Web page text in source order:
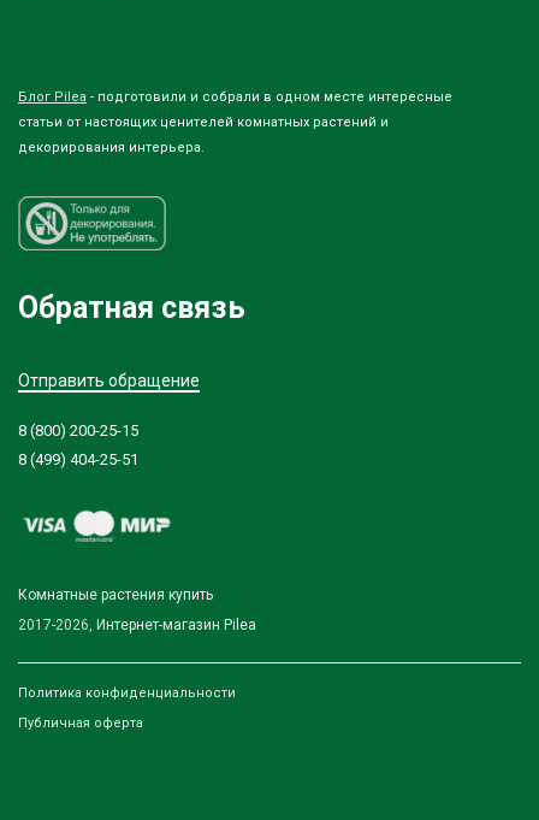
Блог Pilea - подготовили и собрали в одном месте интересные
статьи от настоящих ценителей комнатных растений и
декорирования интерьера.
Обратная связь
Отправить обращение
8 (800) 200-25-15
8 (499) 404-25-51
Комнатные растения купить
2017-2026, Интернет-магазин Pilea
Политика конфиденциальности
Публичная оферта